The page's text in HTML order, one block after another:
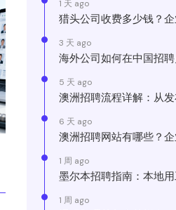
1 天 ago
猎头公司收费多少钱？企
3 天 ago
海外公司如何在中国招聘
5 天 ago
澳洲招聘流程详解：从发
6 天 ago
澳洲招聘网站有哪些？企
1 周 ago
墨尔本招聘指南：本地用
1 周 ago